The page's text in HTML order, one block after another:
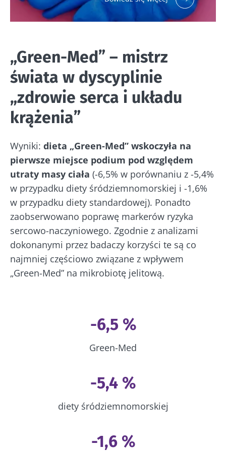
„Green-Med” – mistrz
świata w dyscyplinie
„zdrowie serca i układu
krążenia”
Wyniki: dieta „Green-Med” wskoczyła na
pierwsze miejsce podium pod względem
utraty masy ciała (-6,5% w porównaniu z -5,4%
w przypadku diety śródziemnomorskiej i -1,6%
w przypadku diety standardowej). Ponadto
zaobserwowano poprawę markerów ryzyka
sercowo-naczyniowego. Zgodnie z analizami
dokonanymi przez badaczy korzyści te są co
najmniej częściowo związane z wpływem
„Green-Med” na mikrobiotę jelitową.
-6,5 %
Green-Med
-5,4 %
diety śródziemnomorskiej
-1,6 %
* Pole obowiązkowe
Jogurty –
wspaniali
Jogurt, serek
czy skyr –
wszystkie te
przysmaki mają
wspólną cechę:
są dobre dla
mikrobioty. Od
Dowiedz się
23/07/2026
Mikrobiota
a płodność
– nowy
kierunek
artykuł
grubego?